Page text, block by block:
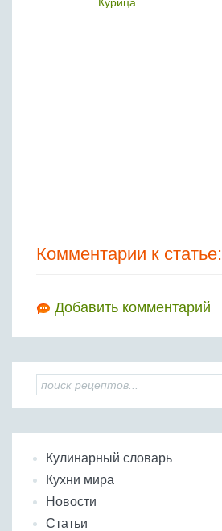
Комментарии к статье:
Добавить комментарий
Кулинарный словарь
Кухни мира
Новости
Статьи